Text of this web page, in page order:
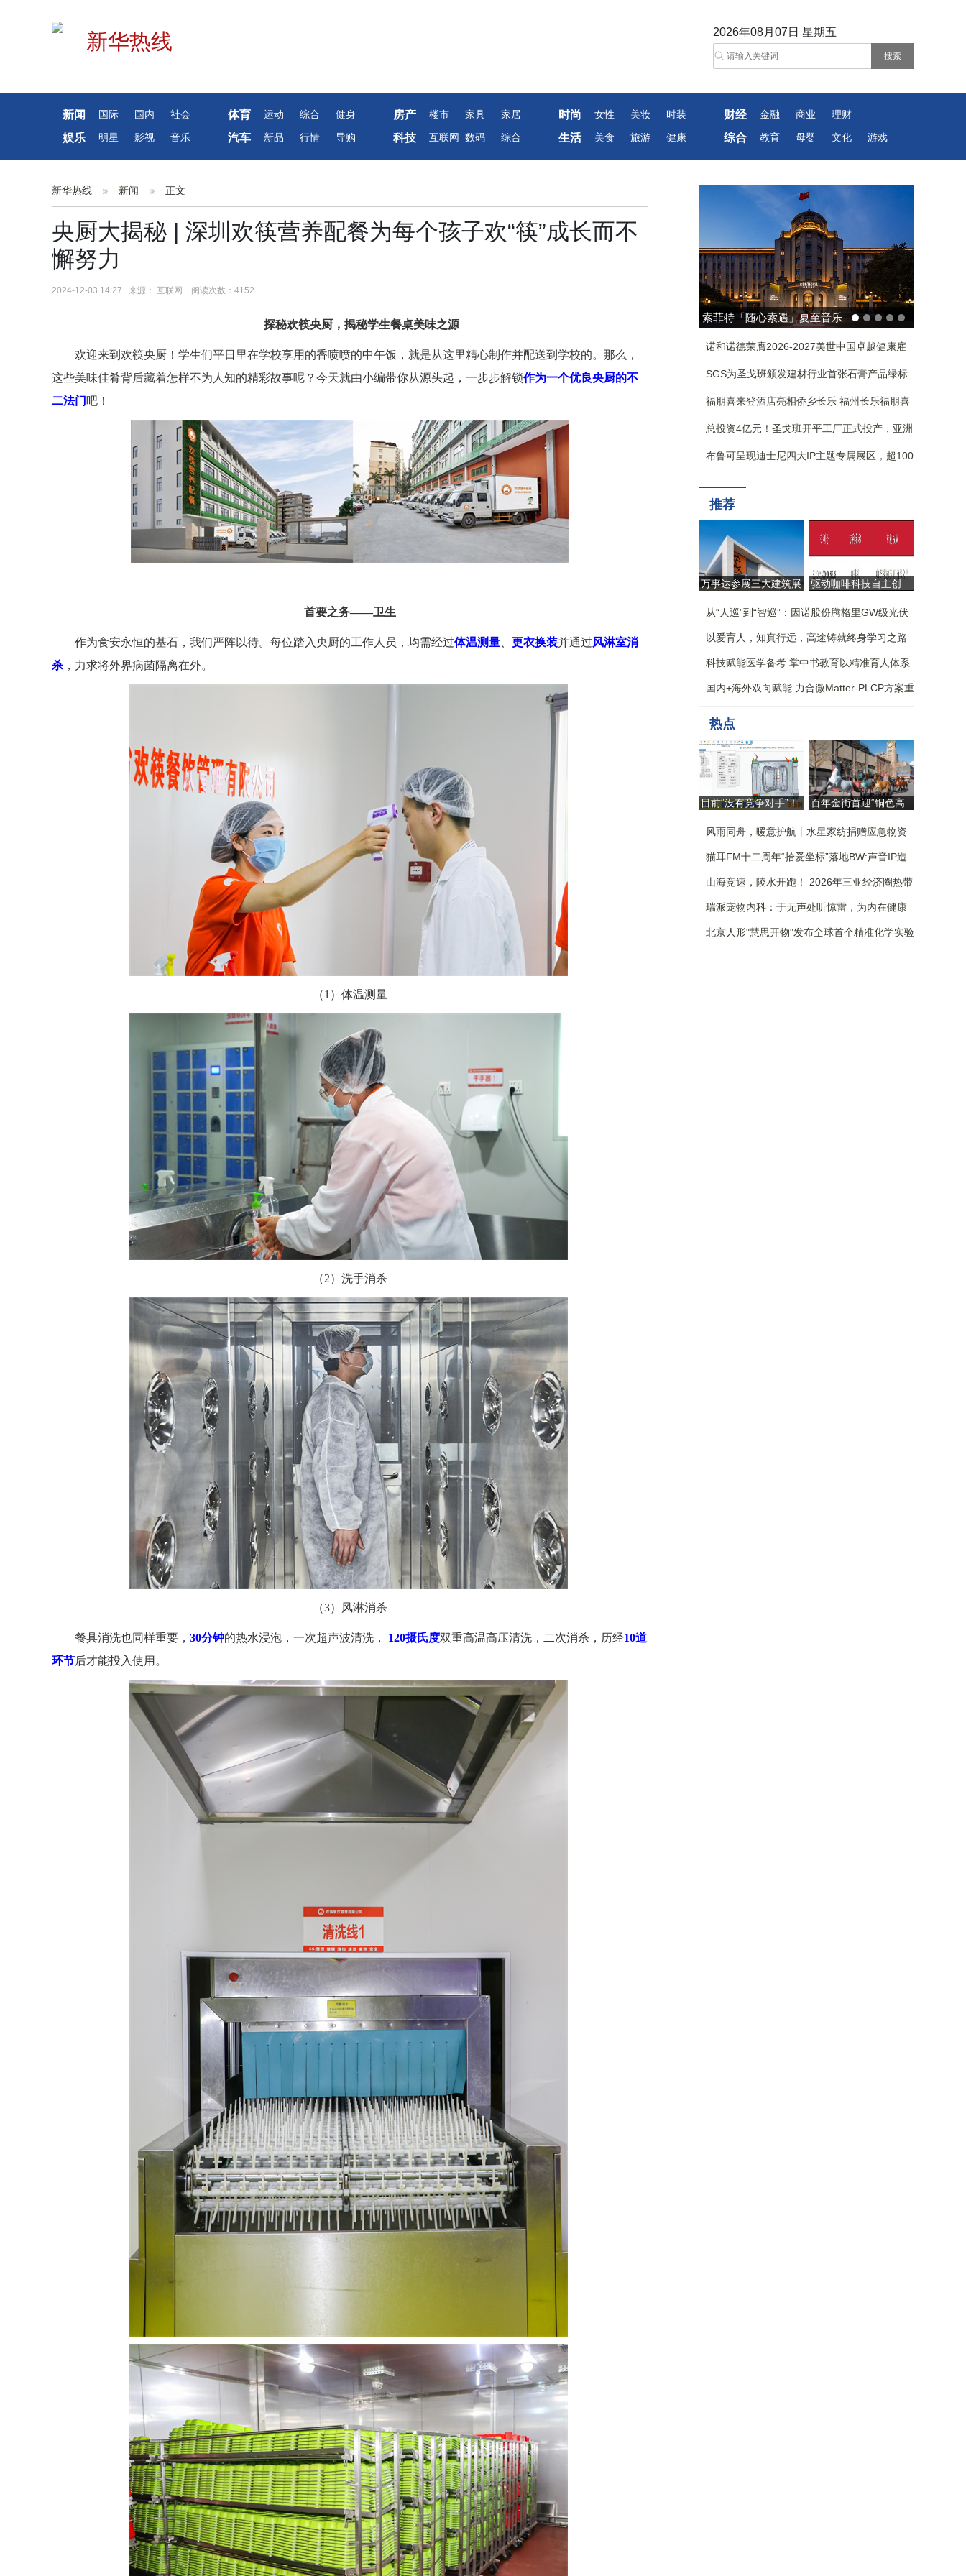
2026年08月07日 星期五
新闻 国际 国内 社会 体育 运动 综合 健身 房产 楼市 家具 家居 时尚 女性 美妆 时装 财经 金融 商业 理财
娱乐 明星 影视 音乐 汽车 新品 行情 导购 科技 互联网 数码 综合 生活 美食 旅游 健康 综合 教育 母婴 文化 游戏
新华热线 新闻 正文
央厨大揭秘 | 深圳欢筷营养配餐为每个孩子欢“筷”成长而不
懈努力
2024-12-03 14:27 来源： 互联网 阅读次数：4152
探秘欢筷央厨，揭秘学生餐桌美味之源
欢迎来到欢筷央厨！学生们平日里在学校享用的香喷喷的中午饭，就是从这里精心制作并配送到学校的。那么，
这些美味佳肴背后藏着怎样不为人知的精彩故事呢？今天就由小编带你从源头起，一步步解锁作为一个优良央厨的不
二法门 吧！
首要之务——卫生
作为食安永恒的基石，我们严阵以待。每位踏入央厨的工作人员，均需经过体温测量 更衣换装并通过风淋室消
杀 ，力求将外界病菌隔离在外。
（1）体温测量
（2）洗手消杀
（3）风淋消杀
餐具消洗也同样重要， 30分钟的热水浸泡，一次超声波清洗， 120摄氏度双重高温高压清洗，二次消杀，历经10道
环节后才能投入使用。
中国责任投资论坛夏季峰会召
开 中远海运港口共建韧性可
诺和诺德荣膺2026-2027美世中国卓越健康雇
SGS为圣戈班颁发建材行业首张石膏产品绿标
福朋喜来登酒店亮相侨乡长乐 福州长乐福朋喜
总投资4亿元！圣戈班开平工厂正式投产，亚洲
布鲁可呈现迪士尼四大IP主题专属展区，超100
推荐
万事达参展三大建筑展
从“生产容器”迈向“价值
驱动咖啡科技自主创
获第二十六届中国专利
从“人巡”到“智巡”：因诺股份腾格里GW级光伏
以爱育人，知真行远，高途铸就终身学习之路
科技赋能医学备考 掌中书教育以精准育人体系
国内+海外双向赋能 力合微Matter-PLCP方案重
热点
目前“没有竞争对手”！
国产工业软件这回争气
百年金街首迎“铜色高
塑东方审美“北京样本”
风雨同舟，暖意护航丨水星家纺捐赠应急物资
猫耳FM十二周年“拾爱坐标”落地BW:声音IP造
山海竞速，陵水开跑！ 2026年三亚经济圈热带
瑞派宠物内科：于无声处听惊雷，为内在健康
北京人形"慧思开物"发布全球首个精准化学实验